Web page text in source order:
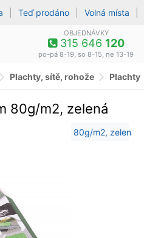
Teď prodáno Volná místa
OBJEDNÁVKY
315 646 120
po-pá 8-19, so 8-15, ne 13-19
Plachty, sítě, rohože Plachty
80g/m2, zelená